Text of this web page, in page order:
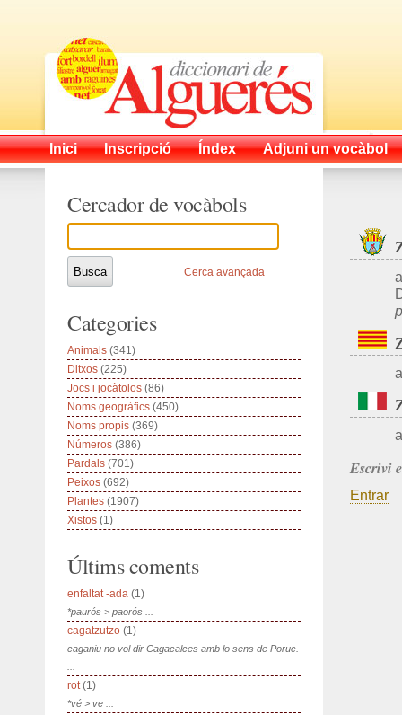
Inici Inscripció Índex Adjuni un vocàbol
Escrivi
Entrar
Cercador de vocàbols
Cerca avançada
Categories
Animals (341)
Ditxos (225)
Jocs i jocàtolos (86)
Noms geogràfics (450)
Noms propis (369)
Números (386)
Pardals (701)
Peixos (692)
Plantes (1907)
Xistos (1)
Últims coments
enfaltat -ada (1)
*paurós > paorós ...
cagatzutzo (1)
caganiu no vol dir Cagacalces amb lo sens de Poruc.
rot(1)
*vé > ve ...